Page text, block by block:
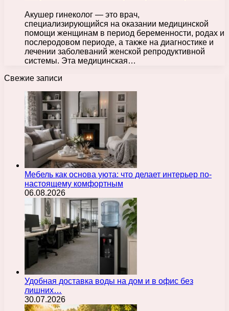
Акушер гинеколог — это врач,
специализирующийся на оказании медицинской
помощи женщинам в период беременности, родах и
послеродовом периоде, а также на диагностике и
лечении заболеваний женской репродуктивной
системы. Эта медицинская…
Свежие записи
Мебель как основа уюта: что делает интерьер по-
настоящему комфортным
06.08.2026
Удобная доставка воды на дом и в офис без
лишних…
30.07.2026